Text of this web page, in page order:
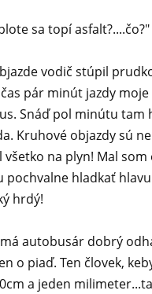
sa topí asfalt?....čo?"
vodič stúpil
pár minút jazdy
Snáď pol minútu
Kruhové objazdy sú
všetko na plyn! Mal
pochvalne hladkať
hrdý!
má autobusár dobrý
o piaď. Ten človek,
a jeden